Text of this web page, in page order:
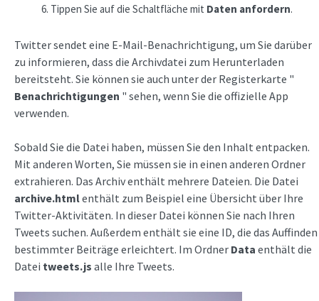
Tippen Sie auf die Schaltfläche mit Daten anfordern.
Twitter sendet eine E-Mail-Benachrichtigung, um Sie darüber
zu informieren, dass die Archivdatei zum Herunterladen
bereitsteht. Sie können sie auch unter der Registerkarte "
Benachrichtigungen " sehen, wenn Sie die offizielle App
verwenden.
Sobald Sie die Datei haben, müssen Sie den Inhalt entpacken.
Mit anderen Worten, Sie müssen sie in einen anderen Ordner
extrahieren. Das Archiv enthält mehrere Dateien. Die Datei
archive.htmlenthält zum Beispiel eine Übersicht über Ihre
Twitter-Aktivitäten. In dieser Datei können Sie nach Ihren
Tweets suchen. Außerdem enthält sie eine ID, die das Auffinden
bestimmter Beiträge erleichtert. Im Ordner Data enthält die
Datei tweets.js alle Ihre Tweets.